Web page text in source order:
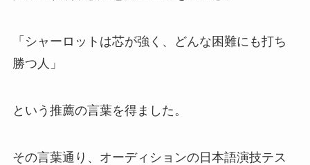
「シャーロットは芯が強く、どんな困難にも打ち
勝つ人」
という推薦の言葉を得ました。
その言葉通り、オーディションの日本語演技テス